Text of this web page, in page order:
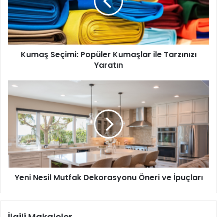
1 yemek kaşığı bal
1 çay kaşığı tarçın
Karışımı yüzünüze nazikçe masaj yaparak sürün.
10-15 dakika bekletin.
Ilık suyla durulayarak cildinizi temizleyin.
Bu maske düzenli kullanımda cildinizi temizler ve
gözeneklerin küçülmesine yardımcı olur.
3. Kil Maskesi
Kil, fazla yağı emerek cildinizi temizler ve gözeneklerinizi
ile
Tarzınızı
Yaratın
Kumaş Seçimi: Popüler Kumaşlar ile Tarzınızı
Yaratın
Yeni
Nesil
Dekorasyonu
Öneri
İpuçları
Yeni Nesil Mutfak Dekorasyonu Öneri ve İpuçları